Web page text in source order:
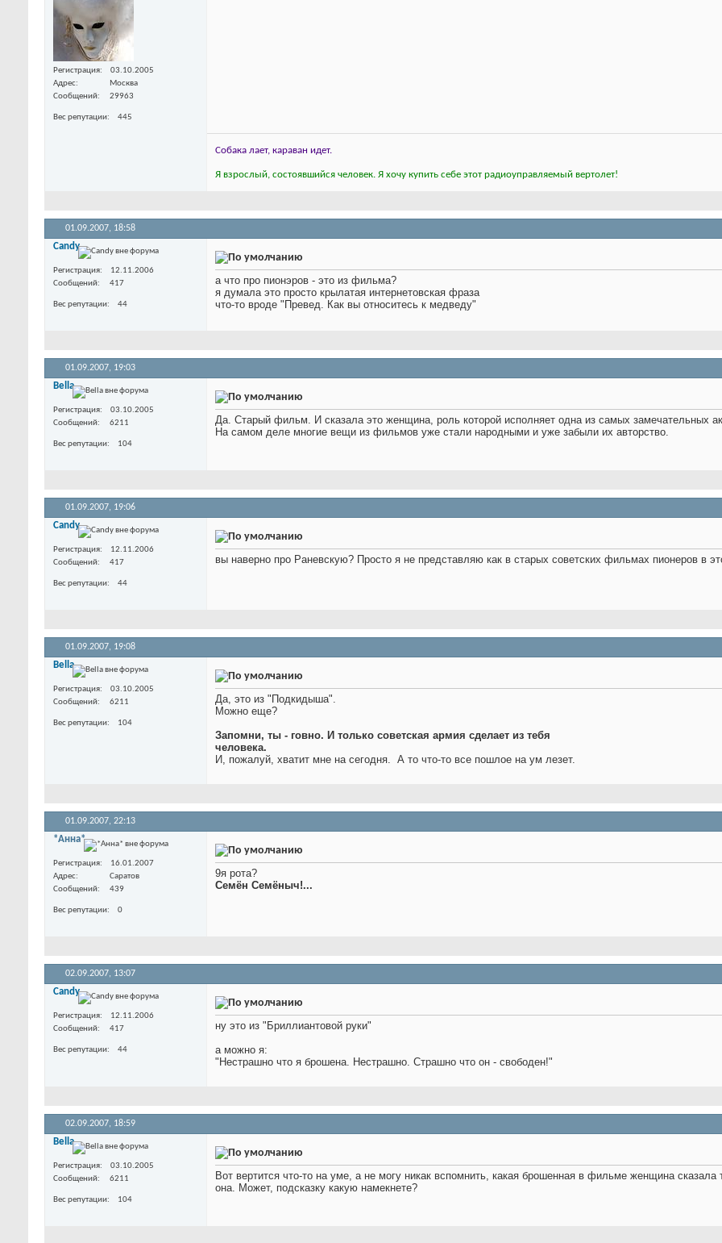
Регистрация
03.10.2005
Адрес
Москва
Сообщений
29963
Вес репутации 445
Собака лает, караван идет.
Я взрослый, состоявшийся человек. Я хочу купить себе этот радиоуправляемый вертолет!
01.09.2007, 18:58
Candy
Регистрация
12.11.2006
Сообщений
417
Вес репутации 44
а что про пионэров - это из фильма?
я думала это просто крылатая интернетовская фраза
что-то вроде "Превед. Как вы относитесь к медведу"
01.09.2007, 19:03
Bella
Регистрация
03.10.2005
Сообщений
6211
Вес репутации 104
Да. Старый фильм. И сказала это женщина, роль которой исполняет одна из самых замечательных
На самом деле многие вещи из фильмов уже стали народными и уже забыли их авторство.
01.09.2007, 19:06
Candy
Регистрация
12.11.2006
Сообщений
417
Вес репутации 44
вы наверно про Раневскую? Просто я не представляю как в старых советских фильмах пионеров в
01.09.2007, 19:08
Bella
Регистрация
03.10.2005
Сообщений
6211
Вес репутации 104
Да, это из "Подкидыша".
Можно еще?
Запомни, ты - говно. И только советская армия сделает из тебя
человека.
И, пожалуй, хватит мне на сегодня. А то что-то все пошлое на ум лезет.
01.09.2007, 22:13
*Анна*
Регистрация
16.01.2007
Адрес
Саратов
Сообщений
439
Вес репутации 0
9я рота?
Семён Семёныч!...
02.09.2007, 13:07
Candy
Регистрация
12.11.2006
Сообщений
417
Вес репутации 44
ну это из "Бриллиантовой руки"
а можно я:
"Нестрашно что я брошена. Нестрашно. Страшно что он - свободен!"
02.09.2007, 18:59
Bella
Регистрация
03.10.2005
Сообщений
6211
Вес репутации 104
Вот вертится что-то на уме, а не могу никак вспомнить, какая брошенная в фильме женщина
она. Может, подсказку какую намекнете?